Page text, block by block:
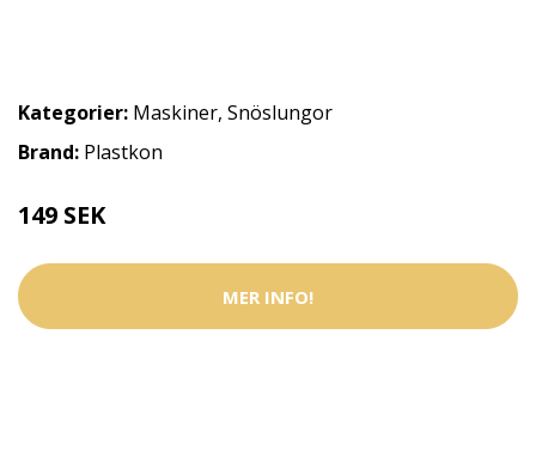
Kategorier: Maskiner, Snöslungor
Brand: Plastkon
149 SEK
MER INFO!